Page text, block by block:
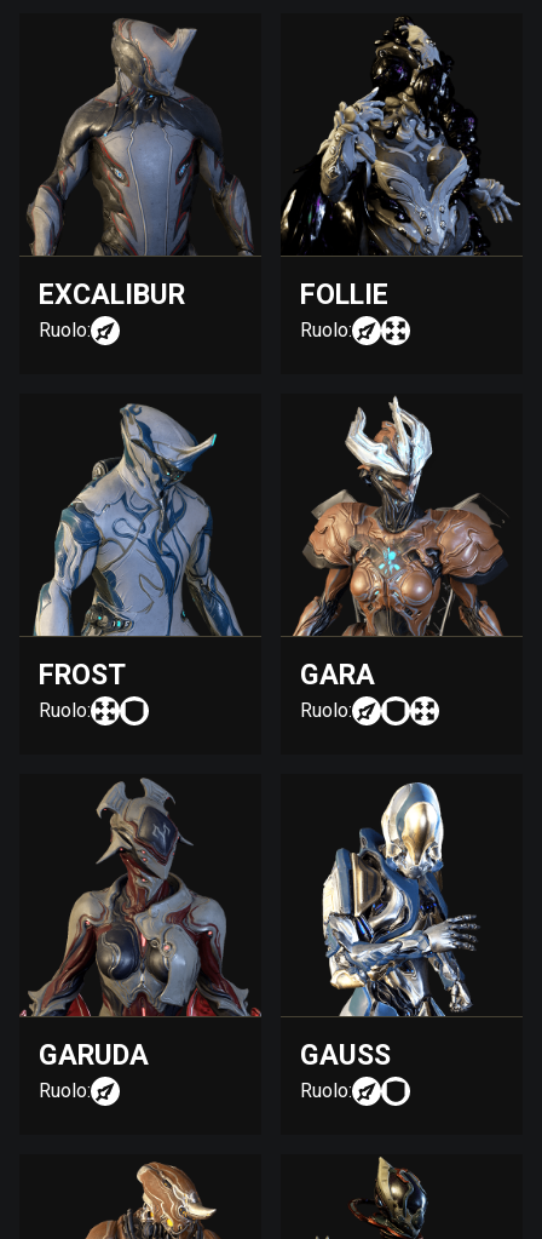
EXCALIBUR
Ruolo:
FOLLIE
Ruolo:
FROST
Ruolo:
GARA
Ruolo:
GARUDA
Ruolo:
GAUSS
Ruolo: